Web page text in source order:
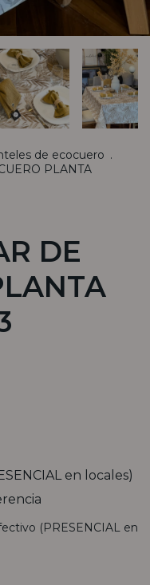
de ecocuero .
PLANTA
DE
en locales)
(PRESENCIAL en